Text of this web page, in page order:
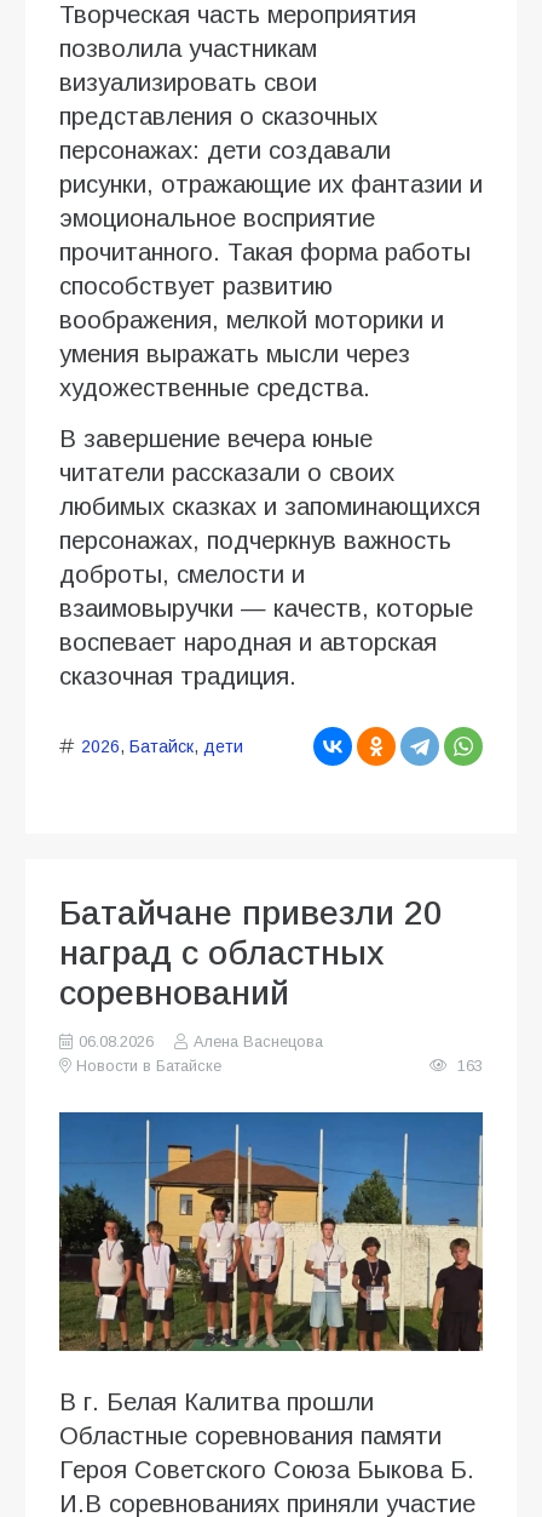
Творческая часть мероприятия
позволила участникам
визуализировать свои
представления о сказочных
персонажах: дети создавали
рисунки, отражающие их фантазии и
эмоциональное восприятие
прочитанного. Такая форма работы
способствует развитию
воображения, мелкой моторики и
умения выражать мысли через
художественные средства.
В завершение вечера юные
читатели рассказали о своих
любимых сказках и запоминающихся
персонажах, подчеркнув важность
доброты, смелости и
взаимовыручки — качеств, которые
воспевает народная и авторская
сказочная традиция.
2026, Батайск, дети
Батайчане привезли 20
наград с областных
соревнований
06.08.2026
Алена Васнецова
Новости в Батайске
163
В г. Белая Калитва прошли
Областные соревнования памяти
Героя Советского Союза Быкова Б.
И.В соревнованиях приняли участие